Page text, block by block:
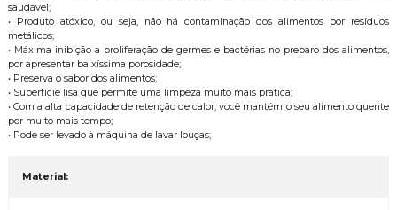
saudável;
• Produto atóxico, ou seja, não há contaminação dos alimentos por resíduos
metálicos;
• Máxima inibição a proliferação de germes e bactérias no preparo dos alimentos,
por apresentar baixíssima porosidade;
• Preserva o sabor dos alimentos;
• Superfície lisa que permite uma limpeza muito mais prática;
• Com a alta capacidade de retenção de calor, você mantém o seu alimento quente
por muito mais tempo;
• Pode ser levado à máquina de lavar louças;
Material: